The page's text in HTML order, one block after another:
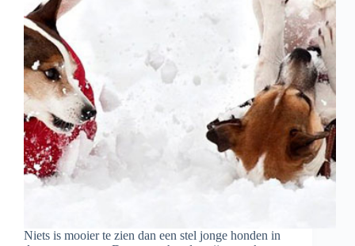
Niets is mooier te zien dan een stel jonge honden in